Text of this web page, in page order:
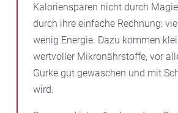
Kaloriensparen nicht durch
durch ihre einfache Rechnung:
wenig Energie. Dazu kommen
wertvoller Mikronährstoffe, vor
Gurke gut gewaschen und mit
wird.